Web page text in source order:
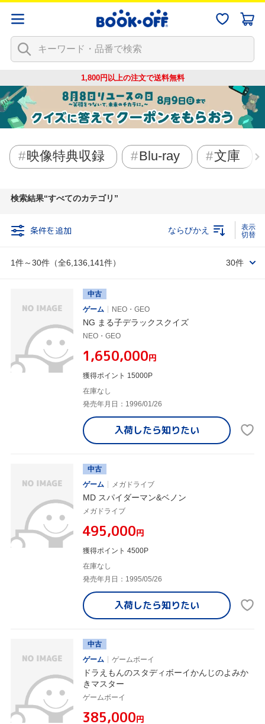
1,800円以上の注文で送料無料
映像特典収録 Blu-ray 文庫
検索結果 すべてのカテゴリ
条件を追加
1件～30件（全6,136,141件）
ならびかえ
30件
中古
ゲーム
NEO・GEO
NG まる子デラックスクイズ
NEO・GEO
¥1,650,000円
獲得ポイント 15000P
在庫なし
発売年月日：1996/01/26
入荷したら知りたい
中古
ゲーム
メガドライブ
MD スパイダーマン&ベノン
メガドライブ
¥495,000円
獲得ポイント 4500P
在庫なし
発売年月日：1995/05/26
入荷したら知りたい
中古
ゲーム
ゲームボーイ
ドラえもんのスタディボーイかんじのよみか
きマスター
ゲームボーイ
¥385,000円